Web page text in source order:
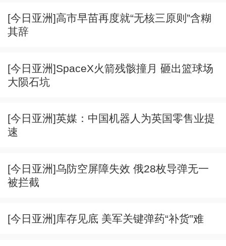
点击下载
[今日亚洲]高市早苗再度就“无核三原则”含糊
其辞
[今日亚洲]SpaceX火箭残骸撞月 砸出篮球场
大陨石坑
[今日亚洲]英媒：中国机器人为英国零售业提
速
[今日亚洲]乌防空屏障失效 俄28枚导弹无一
被拦截
[今日亚洲]库存见底 美军关键弹药“补货”难